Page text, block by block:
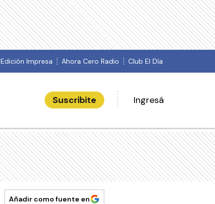
Edición Impresa Ahora Cero Radio Club El Día
Suscribite Ingresá
Añadir como fuente en